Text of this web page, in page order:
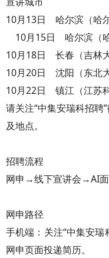
10月13日 哈尔滨（哈
10月15日 哈尔滨（哈
10月18日 长春（吉林大
10月20日 沈阳（东北大
10月22日 镇江（江苏科
请关注“中集安瑞科招聘
及地点。
招聘流程
网申→线下宣讲会→AI
网申路径
手机端：关注“中集安瑞
网申页面投递简历。